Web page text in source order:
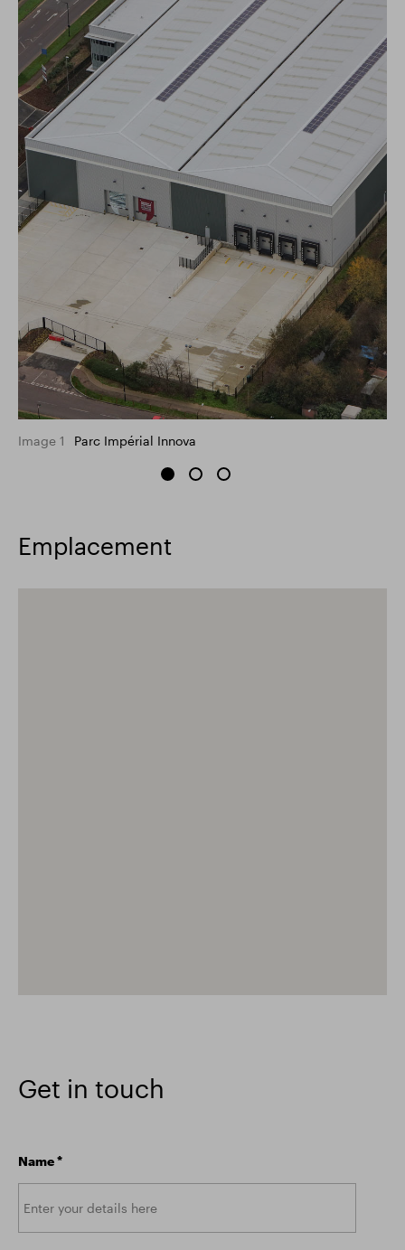
Image 1 Parc Impérial Innova
Emplacement
Get in touch
Name*